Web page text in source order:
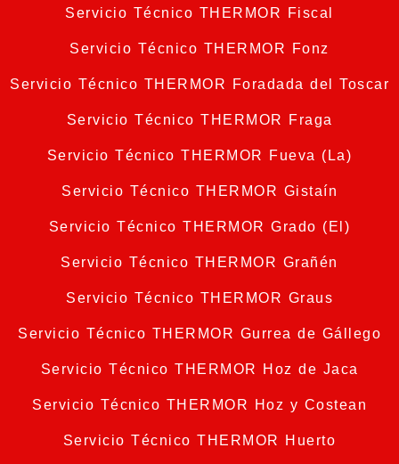
Servicio Técnico THERMOR Fiscal
Servicio Técnico THERMOR Fonz
Servicio Técnico THERMOR Foradada del Toscar
Servicio Técnico THERMOR Fraga
Servicio Técnico THERMOR Fueva (La)
Servicio Técnico THERMOR Gistaín
Servicio Técnico THERMOR Grado (El)
Servicio Técnico THERMOR Grañén
Servicio Técnico THERMOR Graus
Servicio Técnico THERMOR Gurrea de Gállego
Servicio Técnico THERMOR Hoz de Jaca
Servicio Técnico THERMOR Hoz y Costean
Servicio Técnico THERMOR Huerto